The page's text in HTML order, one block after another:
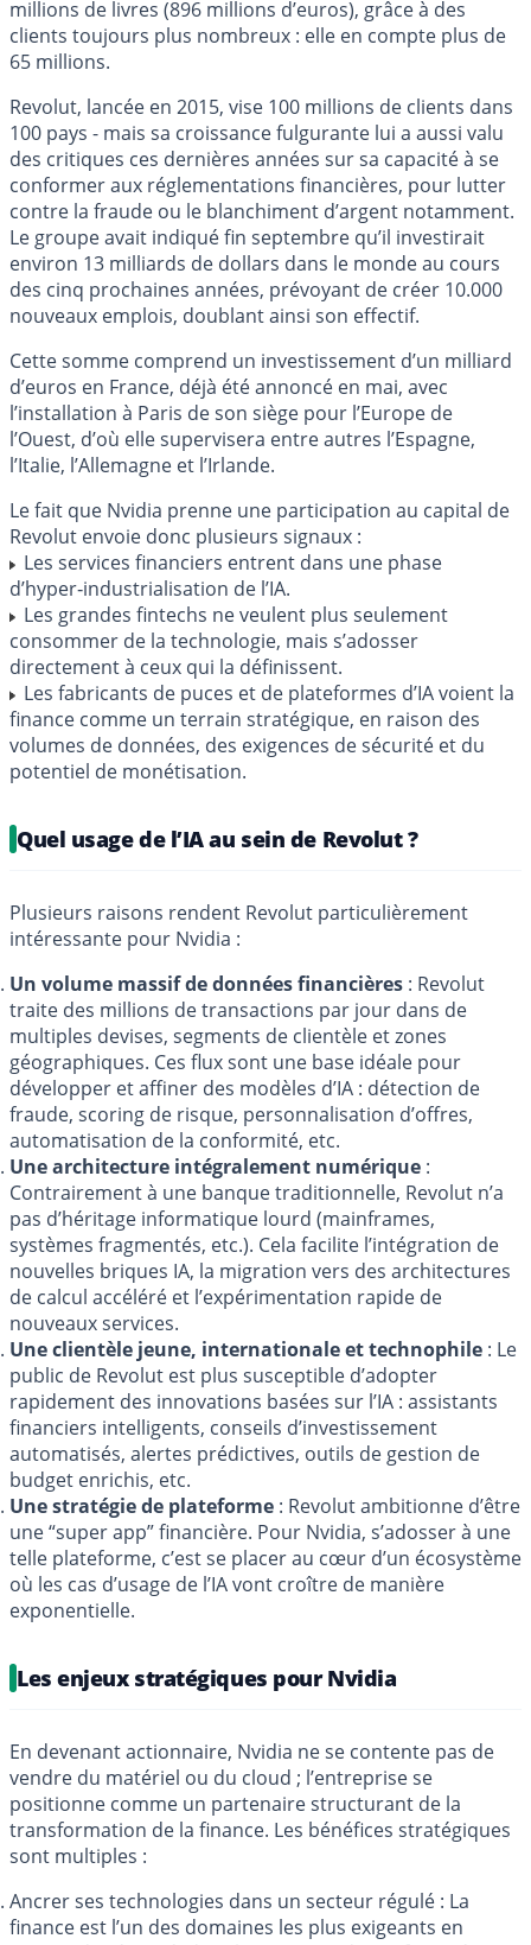
millions de livres (896 millions d’euros), grâce à des
clients toujours plus nombreux : elle en compte plus de
65 millions.
Revolut, lancée en 2015, vise 100 millions de clients dans
100 pays - mais sa croissance fulgurante lui a aussi valu
des critiques ces dernières années sur sa capacité à se
conformer aux réglementations financières, pour lutter
contre la fraude ou le blanchiment d’argent notamment.
Le groupe avait indiqué fin septembre qu’il investirait
environ 13 milliards de dollars dans le monde au cours
des cinq prochaines années, prévoyant de créer 10.000
nouveaux emplois, doublant ainsi son effectif.
Cette somme comprend un investissement d’un milliard
d’euros en France, déjà été annoncé en mai, avec
l’installation à Paris de son siège pour l’Europe de
l’Ouest, d’où elle supervisera entre autres l’Espagne,
l’Italie, l’Allemagne et l’Irlande.
Le fait que Nvidia prenne une participation au capital de
Revolut envoie donc plusieurs signaux :
Les services financiers entrent dans une phase
d’hyper‑industrialisation de l’IA.
Les grandes fintechs ne veulent plus seulement
consommer de la technologie, mais s’adosser
directement à ceux qui la définissent.
Les fabricants de puces et de plateformes d’IA voient la
finance comme un terrain stratégique, en raison des
volumes de données, des exigences de sécurité et du
potentiel de monétisation.
Quel usage de l’IA au sein de Revolut ?
Plusieurs raisons rendent Revolut particulièrement
intéressante pour Nvidia :
Un volume massif de données financières : Revolut
traite des millions de transactions par jour dans de
multiples devises, segments de clientèle et zones
géographiques. Ces flux sont une base idéale pour
développer et affiner des modèles d’IA : détection de
fraude, scoring de risque, personnalisation d’offres,
automatisation de la conformité, etc.
Une architecture intégralement numérique :
Contrairement à une banque traditionnelle, Revolut n’a
pas d’héritage informatique lourd (mainframes,
systèmes fragmentés, etc.). Cela facilite l’intégration de
nouvelles briques IA, la migration vers des architectures
de calcul accéléré et l’expérimentation rapide de
nouveaux services.
Une clientèle jeune, internationale et technophile : Le
public de Revolut est plus susceptible d’adopter
rapidement des innovations basées sur l’IA : assistants
financiers intelligents, conseils d’investissement
automatisés, alertes prédictives, outils de gestion de
budget enrichis, etc.
Une stratégie de plateforme : Revolut ambitionne d’être
une “super app” financière. Pour Nvidia, s’adosser à une
telle plateforme, c’est se placer au cœur d’un écosystème
où les cas d’usage de l’IA vont croître de manière
exponentielle.
Les enjeux stratégiques pour Nvidia
En devenant actionnaire, Nvidia ne se contente pas de
vendre du matériel ou du cloud ; l’entreprise se
positionne comme un partenaire structurant de la
transformation de la finance. Les bénéfices stratégiques
sont multiples :
Ancrer ses technologies dans un secteur régulé : La
finance est l’un des domaines les plus exigeants en